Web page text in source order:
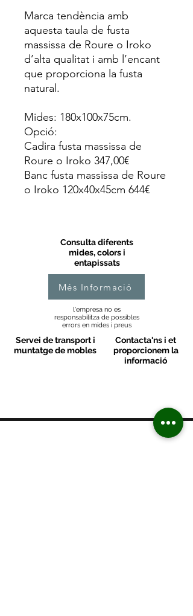
Marca tendència amb
aquesta taula de fusta
massissa de Roure o Iroko
d’alta qualitat i amb l’encant
que proporciona la fusta
natural.
Mides: 180x100x75cm.
Opció:
Cadira fusta massissa de
Roure o Iroko 347,00€
Banc fusta massissa de Roure
o Iroko 120x40x45cm 644€
Consulta diferents
mides, colors i
entapissats
Més Informació
l'empresa no es
responsabilitza de possibles
errors en mides i preus
Servei de transport i
muntatge de mobles
Contacta'ns i et
proporcionem la
informació
MOBLES VALLS